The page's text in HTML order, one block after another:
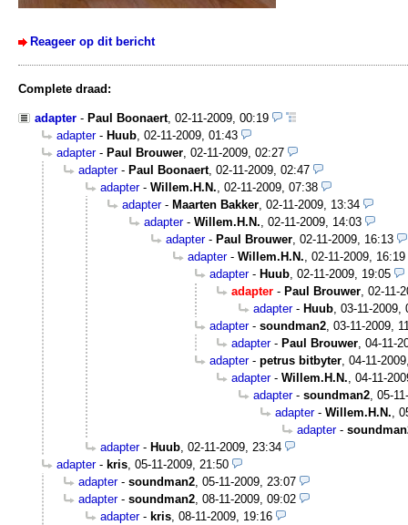
Reageer op dit bericht
Complete draad:
adapter - Paul Boonaert, 02-11-2009, 00:19
adapter- Huub, 02-11-2009, 01:43
adapter- Paul Brouwer, 02-11-2009, 02:27
adapter- Paul Boonaert, 02-11-2009, 02:47
adapter- Willem.H.N., 02-11-2009, 07:38
adapter- Maarten Bakker, 02-11-2009, 13:34
adapter- Willem.H.N., 02-11-2009, 14:03
adapter- Paul Brouwer, 02-11-2009, 16:13
adapter- Willem.H.N., 02-11-2009, 16:19
adapter- Huub, 02-11-2009, 19:05
adapter - Paul Brouwer, 02-11-
adapter- Huub, 03-11-2009,
adapter- soundman2, 03-11-2009,
adapter- Paul Brouwer, 04-11-
adapter- petrus bitbyter, 04-11-
adapter- Willem.H.N., 04-11-
adapter- soundman2, 05-
adapter- Willem.H.N.,
adapter-
adapter- Huub, 02-11-2009, 23:34
adapter- kris, 05-11-2009, 21:50
adapter- soundman2, 05-11-2009, 23:07
adapter- soundman2, 08-11-2009, 09:02
adapter- kris, 08-11-2009, 19:16